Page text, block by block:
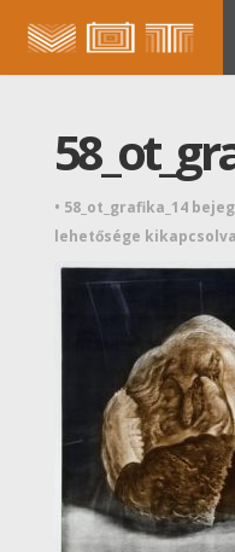
• 58_ot_grafika_14
lehetősége kikapcsolva